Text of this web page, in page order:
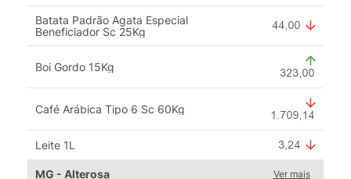
Batata Padrão Agata Especial
Beneficiador Sc 25Kg
Boi Gordo 15Kg
Café Arábica Tipo 6 Sc 60Kg
Leite 1L
MG - Alterosa Ver mais